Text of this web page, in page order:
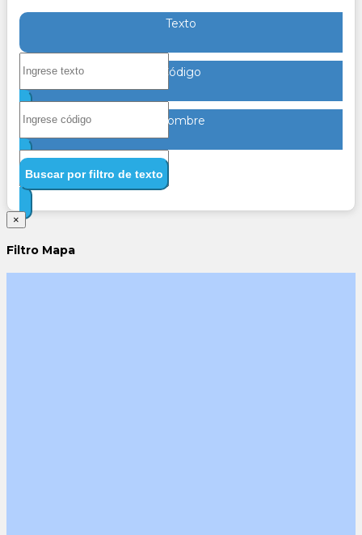
Texto
Código
Nombre
Buscar por filtro de texto
×
Filtro Mapa